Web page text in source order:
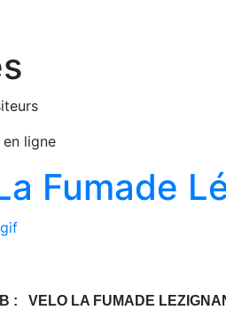
ligne
Fumade
: VELO LA FUMADE